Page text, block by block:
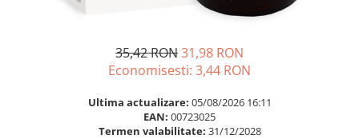
Sistemul respirator
Somn stres si anxietate
Supliment Complexe
35,42 RON31,98 RON
Economisesti: 3,44 RON
Ultima actualizare: 05/08/2026 16:11
EAN: 00723025
Termen valabilitate: 31/12/2028